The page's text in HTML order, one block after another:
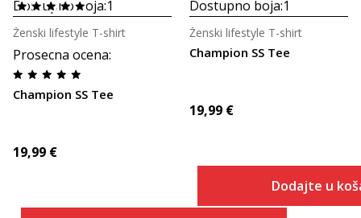
Dostupno boja:1
Prosecna ocena:
Champion SS Tee
Ženski lifestyle T-shirt
19,99 €
Dostupno boja:1
Champion SS Tee
Ženski lifestyle T-shirt
19,99 €
Dodajte u